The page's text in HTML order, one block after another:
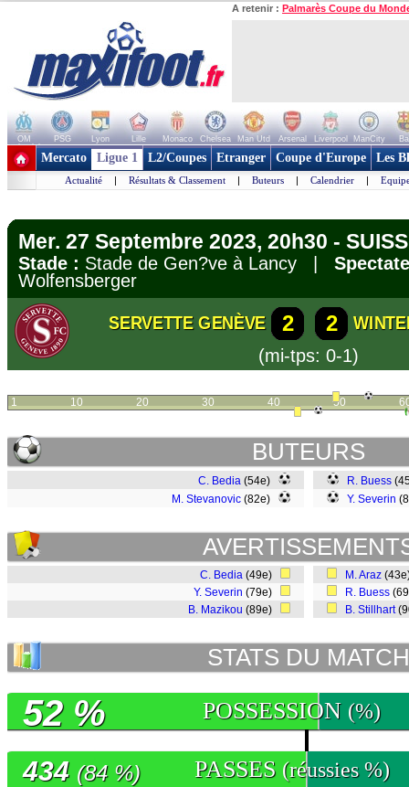
A retenir : Palmarès Coupe du
OM PSG Lyon Lille Monaco Chelsea Man Utd Arsenal Liverpool ManCity
+ de clubs
Mercato Ligue 1 L2/Coupes Etranger Coupe d'Europe Les
Actualité | Résultats & Classement | Buteurs | Calendrier |
Mer. 27 Septembre 2023, 20h30 -
Stade : Stade de Gen?ve à Lancy |
Wolfensberger
SERVETTE GENÈVE 2 2
(mi-tps: 0-1)
1 10 20 30 40 50
BUTEURS
C. Bedia (54e)
M. Stevanovic (82e)
R. Buess
Y. Severin
C. Bedia (49e)
Y. Severin (79e)
B. Mazikou (89e)
M. Araz
R. Buess
B. Stillhart
STATS DU MATCH
POSSESSION (%)
52 %
PASSES (réussies %)
434 (84 %)